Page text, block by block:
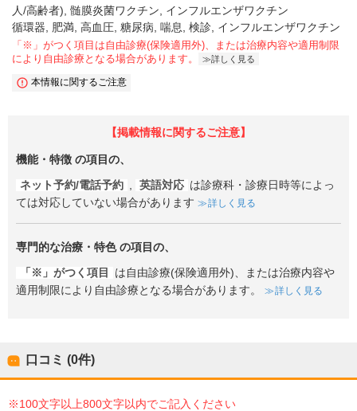
人/高齢者) 髄膜炎菌ワクチン
インフルエンザワクチン
循環器, 肥満, 高血圧, 糖尿病, 喘息, 検診, インフルエンザワクチン
「※」がつく項目は自由診療(保険適用外)、または治療内容や適用制限
により自由診療となる場合があります。
詳しく見る
本情報に関するご注意
【掲載情報に関するご注意】
機能・特徴 の項目の、
ネット予約/電話予約 英語対応 は診療科・診療日時等によっ
ては対応していない場合があります
詳しく見る
専門的な治療・特色の項目の、
「※」がつく項目
は自由診療(保険適用外)、または治療内容や
適用制限により自由診療となる場合があります。
詳しく見る
口コミ (0件)
※100文字以上800文字以内でご記入ください